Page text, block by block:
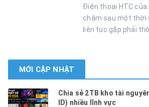
Điện thoại HTC của
chậm sau một thời
liên tục gặp phải
MỚI CẬP NHẬT
Chia sẻ 2TB kho tài
ID) nhiều lĩnh vực